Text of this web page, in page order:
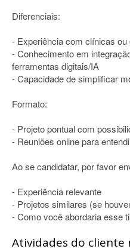
Diferenciais:
- Experiência com clínicas ou
- Conhecimento em
ferramentas digitais/IA
- Capacidade de simplificar
Formato:
- Projeto pontual com
- Reuniões online para
Ao se candidatar, por favor
- Experiência relevante
- Projetos similares (se
- Como você abordaria esse
Atividades do cliente